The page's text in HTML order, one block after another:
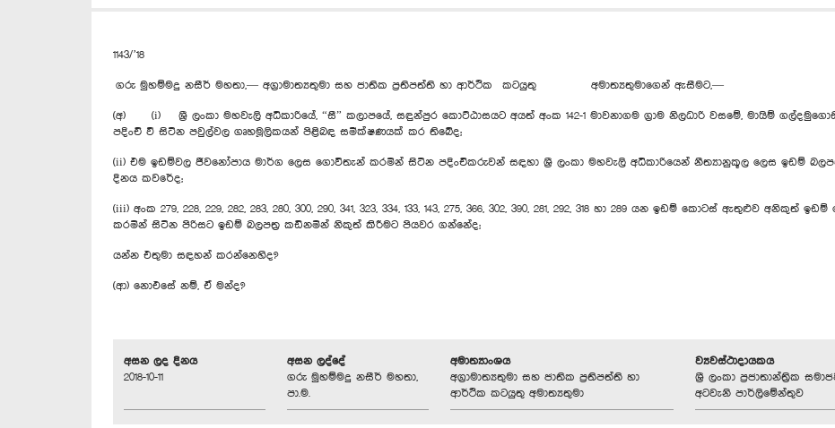
1143/’18
ගරු මුහම්මදු නසීර් මහතා,— අග්‍රාමාත්‍යතුමා සහ ජාතික ප්‍රතිපත්ති හා ආර්ථික කටයුතු අමාත්‍යතුමාගෙන් ඇසීමට,—
(අ) (i) ශ්‍රී ලංකා මහවැලි අධිකාරියේ, “සී” කලාපයේ, සඳුන්පුර කොට්ඨාසයට අයත් අංක 142-1 මාවනාගම ග්‍රාම නිලධාරි වසමේ, මායිම්
පදිංචි වී සිටින පවුල්වල ගෘහමූලිකයන් පිළිබඳ සමීක්ෂණයක් කර තිබේද;
(ii) එම ඉඩම්වල ජීවනෝපාය මාර්ග ලෙස ගොවිතැන් කරමින් සිටින පදිංචිකරුවන් සඳහා ශ්‍රී ලංකා මහවැලි අධිකාරියෙන් නීත්‍යානුකූල ලෙස ඉඩම්
දිනය කවරේද;
(iii) අංක 279, 228, 229, 282, 283, 280, 300, 290, 341, 323, 334, 133, 143, 275, 366, 302, 390, 281, 292, 318 හා 289 යන ඉඩම් කොටස් ඇතුළුව
කරමින් සිටින පිරිසට ඉඩම් බලපත්‍ර කඩිනමින් නිකුත් කිරීමට පියවර ගන්නේද;
යන්න එතුමා සඳහන් කරන්නෙහිද?
(ආ) නොඑසේ නම්, ඒ මන්ද?
අසන ලද දිනය
2018-10-11
අසන ලද්දේ
ගරු මුහම්මදු නසීර් මහතා,
පා.ම.
අමාත්‍යාංශය
අග්‍රාමාත්‍යතුමා සහ ජාතික ප්‍රතිපත්ති හා
ආර්ථික කටයුතු අමාත්‍යතුමා
ව්‍යවස්ථාදායකය
ශ්‍රී ලංකා ප්‍රජාතාන්ත්‍රික
අටවැනි පාර්ලිමේන්තුව